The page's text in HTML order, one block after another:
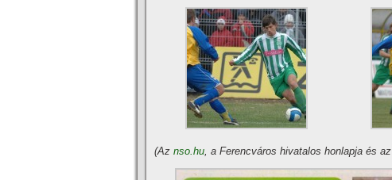
(Az nso.hu, a Ferencváros hivatalos honlapja és az